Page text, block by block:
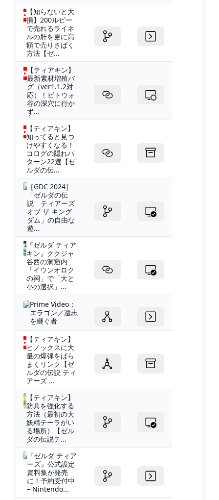
【知らないと大
損】200ルピー
で売れるライネ
ルの肝を更に高
額で売りさばく
方法【ゼ...
【ティアキン】
最新素材増殖バ
グ（ver1.1.2対
応）！ビトウォ
谷の深穴に行か
ず...
【ティアキン】
知ってると見つ
けやすくなる！
コログの隠れパ
ターン22選【ゼ
ルダの伝...
［GDC 2024］
「ゼルダの伝
説 ティアーズ
オブ ザ キング
ダム」の自由な
遊...
『ゼルダ ティア
キン』ククジャ
谷西の洞窟内
「イウンオロク
の祠」で「大と
小の選択」...
Prime Video：
エラゴン／遺志
を継ぐ者
【ティアキン】
ヒノックスに大
量の爆弾をばら
まくリンク【ゼ
ルダの伝説 ティ
アーズ ...
【ティアキン】
防具を強化する
方法（最初の大
妖精テーラがい
る場所）【ゼル
ダの伝説テ...
『ゼルダ ティア
ーズ』公式設定
資料集が発売
に！予約受付中
– Nintendo...